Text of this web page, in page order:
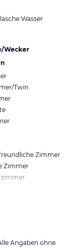
Wasser
Wecker
Twin
Zimmer
Zimmer
Angaben ohne